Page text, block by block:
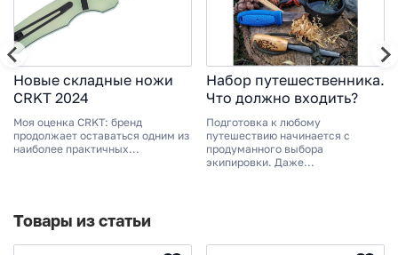
Новые складные ножи
CRKT 2024
Моя оценка CRKT: бренд
продолжает оставаться одним из
наиболее практичных...
Набор путешественника.
Что должно входить?
Подготовка к любому
путешествию начинается с
продуманного выбора
экипировки. Даже...
Товары из статьи